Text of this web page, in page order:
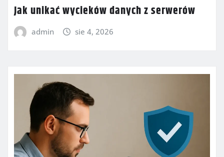
Jak unikać wycieków danych z serwerów
admin sie 4, 2026